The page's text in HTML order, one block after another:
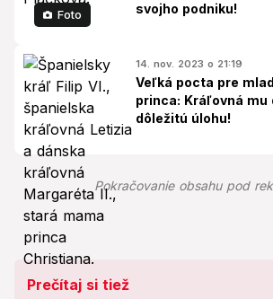
Foto
svojho podniku!
14. nov. 2023 o 21:19
Veľká pocta pre
princa: Kráľovná mu
dôležitú úlohu!
Pokračovanie obsahu pod
Prečítaj si tiež